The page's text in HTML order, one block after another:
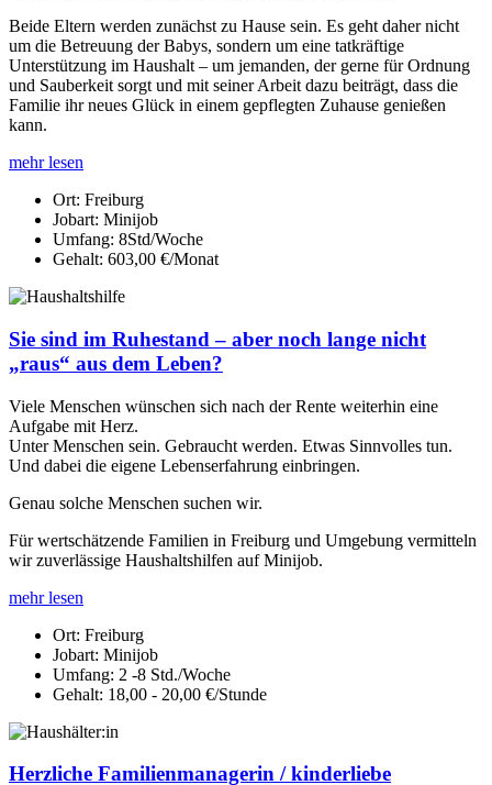
Beide Eltern werden zunächst zu Hause sein. Es geht daher nicht
um die Betreuung der Babys, sondern um eine tatkräftige
Unterstützung im Haushalt – um jemanden, der gerne für Ordnung
und Sauberkeit sorgt und mit seiner Arbeit dazu beiträgt, dass die
Familie ihr neues Glück in einem gepflegten Zuhause genießen
kann.
mehr lesen
Ort: Freiburg
Jobart: Minijob
Umfang: 8Std/Woche
Gehalt: 603,00 €/Monat
Sie sind im Ruhestand – aber noch lange nicht
„raus“ aus dem Leben?
Viele Menschen wünschen sich nach der Rente weiterhin eine
Aufgabe mit Herz.
Unter Menschen sein. Gebraucht werden. Etwas Sinnvolles tun.
Und dabei die eigene Lebenserfahrung einbringen.
Genau solche Menschen suchen wir.
Für wertschätzende Familien in Freiburg und Umgebung vermitteln
wir zuverlässige Haushaltshilfen auf Minijob.
mehr lesen
Ort: Freiburg
Jobart: Minijob
Umfang: 2 -8 Std./Woche
Gehalt: 18,00 - 20,00 €/Stunde
Herzliche Familienmanagerin / kinderliebe